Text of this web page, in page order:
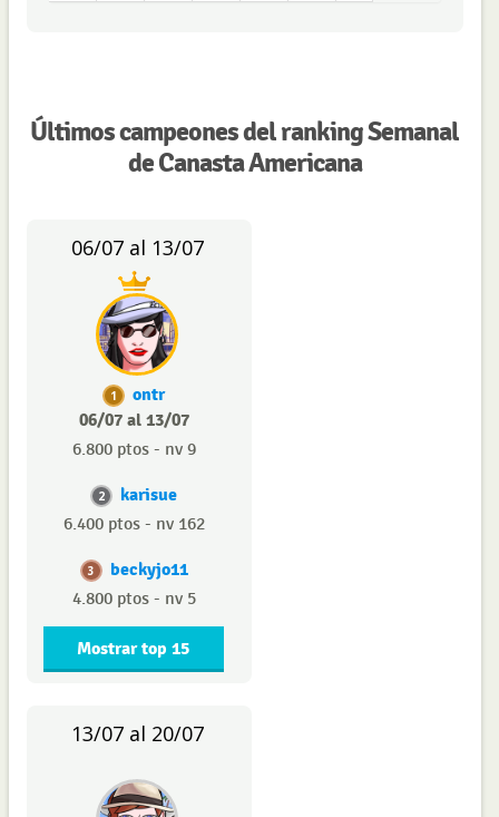
Últimos campeones del ranking Semanal
de Canasta Americana
06/07 al 13/07
1
ontr
06/07 al 13/07
6.800 ptos - nv 9
2 karisue
6.400 ptos - nv 162
3 beckyjo11
4.800 ptos - nv 5
Mostrar top 15
13/07 al 20/07